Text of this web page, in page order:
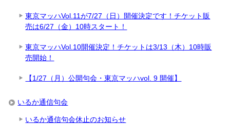
東京マッハVol.11が7/27（日）開催決定です！チケット販
売は6/27（金）10時スタート！
東京マッハVol.10開催決定！チケットは3/13（木）10時販
売開始！
【1/27（月）公開句会・東京マッハvol. 9 開催】
いるか通信句会
いるか通信句会休止のお知らせ